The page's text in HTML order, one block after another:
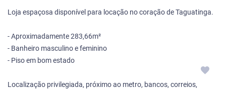
Loja espaçosa disponível para locação no coração de Taguatinga.
- Aproximadamente 283,66m²
- Banheiro masculino e feminino
- Piso em bom estado
Localização privilegiada, próximo ao metro, bancos, correios,